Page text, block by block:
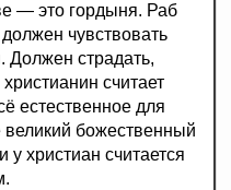
— это гордыня. Раб
чувствовать
Должен страдать,
считает
естественное для
божественный
христиан считается